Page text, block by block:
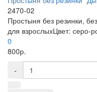
2470-02
Простыня без резинки,
для взрослыхЦвет: серо-
0
800р.
-